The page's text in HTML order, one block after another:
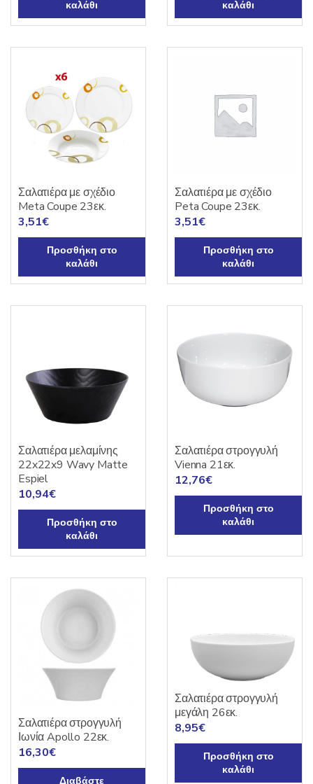
καλάθι
καλάθι
Σαλατιέρα με σχέδιο
Meta Coupe 23εκ.
3,51€
Προσθήκη στο
καλάθι
Σαλατιέρα με σχέδιο
Peta Coupe 23εκ.
3,51€
Προσθήκη στο
καλάθι
Σαλατιέρα μελαμίνης
22x22x9 Wavy Matte
Espiel
10,94€
Προσθήκη στο
καλάθι
Σαλατιέρα στρογγυλή
Vienna 21εκ.
12,76€
Προσθήκη στο
καλάθι
Σαλατιέρα στρογγυλή
Ιωνία Apollo 22εκ.
16,30€
Διαβάστε
Σαλατιέρα στρογγυλή
μεγάλη 26εκ.
8,95€
Προσθήκη στο
καλάθι